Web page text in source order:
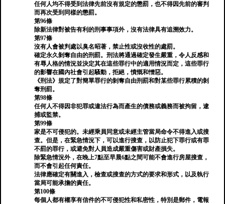
任何人均不得受到法律先前沒有規定的懲罰，也不得因先前的審判
而再次受到同樣的懲罰。
第96條
除新法律對被告有利的刑事事項外，沒有法律具有追溯效力。
第97條
沒有人會被判處以臭名昭著，禁止性或沒收性的處罰。
確定永久剝奪自由的刑罰。刑法將通過確定發生嚴重，令人反感和
有辱人格的情況並決定其在這些罪行中的適用情況而定，這些罪行
的影響在國內社會引起騷動，拒絕，憤慨和憎惡。
《刑法》規定了對簡單罪行的剝奪自由刑罰和對某些罪行累積的剝
奪刑罰。
第98條
任何人不得因非犯罪或違法行為而產生的債務或義務而被拘留，逮
捕或監禁。
第99條
家是不可侵犯的。未經乘員同意或未經主管當局命令不得進入或搜
查。但是，在緊急情況下，可以進行搜查，以防止犯下罪行或有罪
不罰的罪行，或避免對人員造成嚴重傷害或財產損失。
除緊急情況外，在晚上7點至早晨6點之間可能不會進行房屋搜查，
而不會引起任何責任。
法律應確定有關進入，檢查或搜查的方式的要求和形式，以及執行
當局可能承擔的責任。
第100條
每個人都有權享有信件的不可侵犯性和私密性，特別是郵件，電報